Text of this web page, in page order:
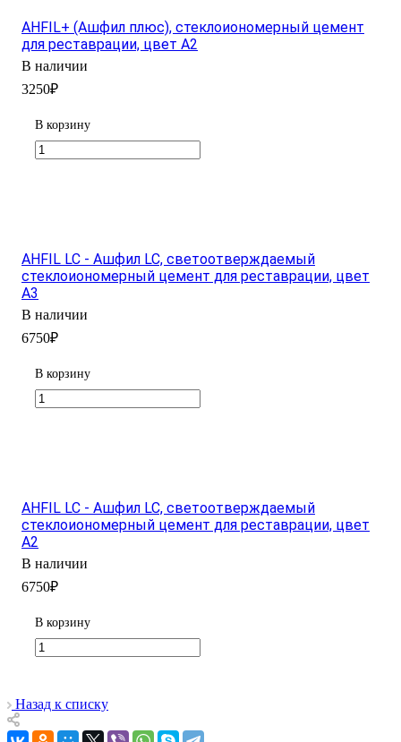
AHFIL+ (Ашфил плюс), стеклоиономерный цемент
для реставрации, цвет А2
В наличии
3250₽
В корзину
AHFIL LC - Ашфил LC, светоотверждаемый
стеклоиономерный цемент для реставрации, цвет
А3
В наличии
6750₽
В корзину
AHFIL LC - Ашфил LC, светоотверждаемый
стеклоиономерный цемент для реставрации, цвет
А2
В наличии
6750₽
В корзину
Назад к списку